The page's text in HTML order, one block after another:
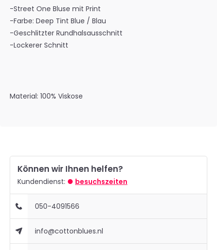
-Street One Bluse mit Print
-Farbe: Deep Tint Blue / Blau
-Geschlitzter Rundhalsausschnitt
-Lockerer Schnitt
Material: 100% Viskose
Können wir Ihnen helfen?
Kundendienst: besuchszeiten
050-4091566
info@cottonblues.nl